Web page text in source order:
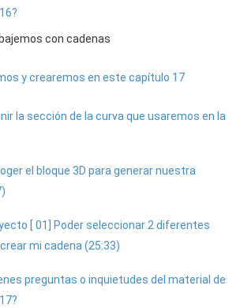
con cadenas
y crearemos en este capítulo 17
la sección de la curva que usaremos en la
el bloque 3D para generar nuestra
[ 01] Poder seleccionar 2 diferentes
mi cadena (25:33)
preguntas o inquietudes del material de